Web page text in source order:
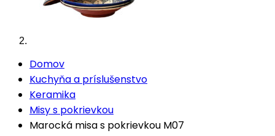
Domov
Kuchyňa a príslušenstvo
Keramika
Misy s pokrievkou
Marocká misa s pokrievkou M07